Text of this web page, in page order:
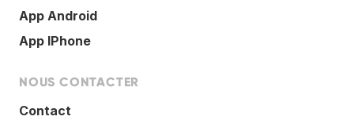
App Android
App IPhone
NOUS CONTACTER
Contact